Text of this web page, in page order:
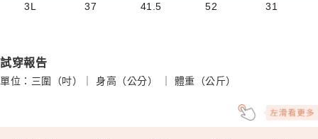
3L 37 41.5 52 31
試穿報告
單位：三圍（吋）｜ 身高（公分） ｜ 體重（公斤）